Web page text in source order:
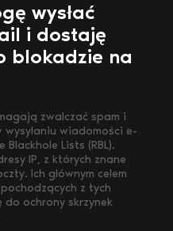
wysłać
i dostaję
blokadzie na
zwalczać spam i
wiadomości e-
Lists (RBL).
IP, z których znane
Ich głównym celem
z tych
do ochrony skrzynek